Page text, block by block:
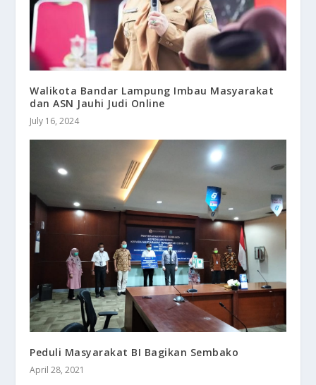
Walikota Bandar Lampung Imbau Masyarakat
dan ASN Jauhi Judi Online
July 16, 2024
Peduli Masyarakat BI Bagikan Sembako
April 28, 2021